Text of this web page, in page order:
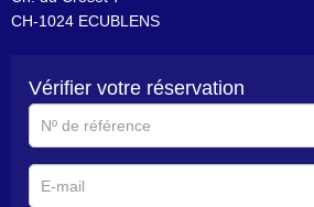
CH-1024 ECUBLENS
Vérifier votre réservation
N°
de
E-
mail